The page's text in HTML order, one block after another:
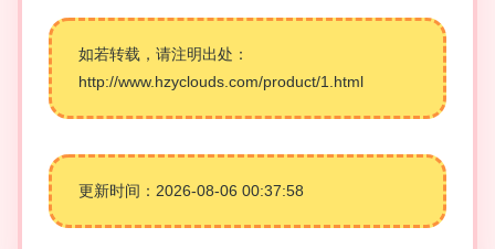
如若转载，请注明出处：
http://www.hzyclouds.com/product/1.html
更新时间：2026-08-06 00:37:58